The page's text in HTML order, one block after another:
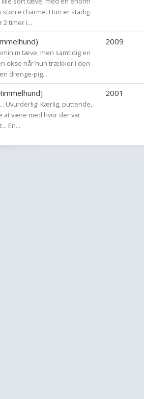
charme. Hun er stadig
timer i...
tæve, men samtidig en
okse når hun trækker i den
drenge-pig...
2009
Uvurderlig! Kærlig, puttende,
at være med hvor der var
En...
2001